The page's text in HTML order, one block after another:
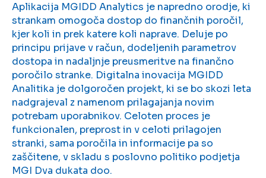
Aplikacija MGIDD Analytics je napredno orodje, ki
strankam omogoča dostop do finančnih poročil,
kjer koli in prek katere koli naprave. Deluje po
principu prijave v račun, dodeljenih parametrov
dostopa in nadaljnje preusmeritve na finančno
poročilo stranke. Digitalna inovacija MGIDD
Analitika je dolgoročen projekt, ki se bo skozi leta
nadgrajeval z namenom prilagajanja novim
potrebam uporabnikov. Celoten proces je
funkcionalen, preprost in v celoti prilagojen
stranki, sama poročila in informacije pa so
zaščitene, v skladu s poslovno politiko podjetja
MGI Dva dukata doo.